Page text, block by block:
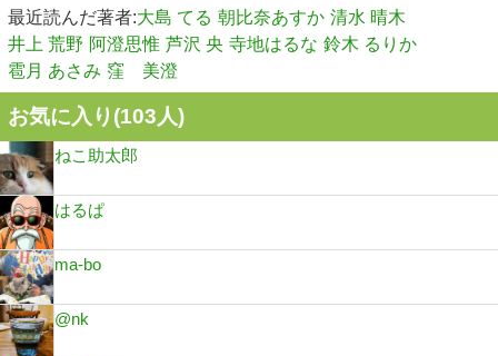
最近読んだ著者:大島 てる 朝比奈あすか 清水 晴木
井上 荒野 阿澄思惟 芦沢 央 寺地はるな 鈴木 るりか
雹月 あさみ 窪 美澄
お気に入り(103人)
ねこ助太郎
はるぱ
ma-bo
@nk